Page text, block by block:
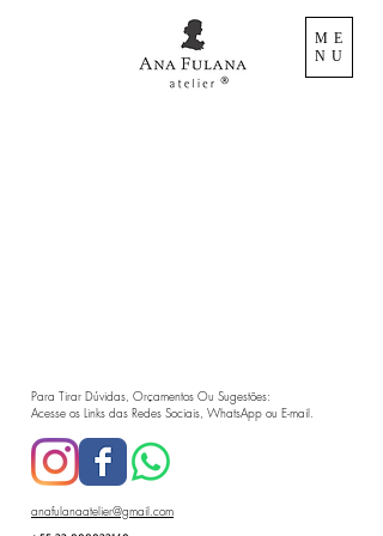
ME
NU
Para Tirar Dúvidas, Orçamentos Ou Sugestões:
Acesse os Links das Redes Sociais, WhatsApp ou E-mail.
anafulanaatelier@gmail.com